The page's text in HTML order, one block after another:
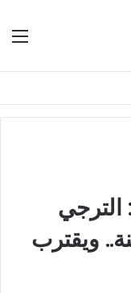
الترجي
ويقترب